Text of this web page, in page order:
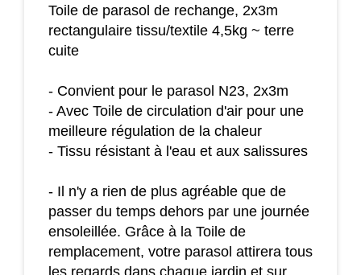
Toile de parasol de rechange, 2x3m
rectangulaire tissu/textile 4,5kg ~ terre
cuite
- Convient pour le parasol N23, 2x3m
- Avec Toile de circulation d'air pour une
meilleure régulation de la chaleur
- Tissu résistant à l'eau et aux salissures
- Il n'y a rien de plus agréable que de
passer du temps dehors par une journée
ensoleillée. Grâce à la Toile de
remplacement, votre parasol attirera tous
les regards dans chaque jardin et sur